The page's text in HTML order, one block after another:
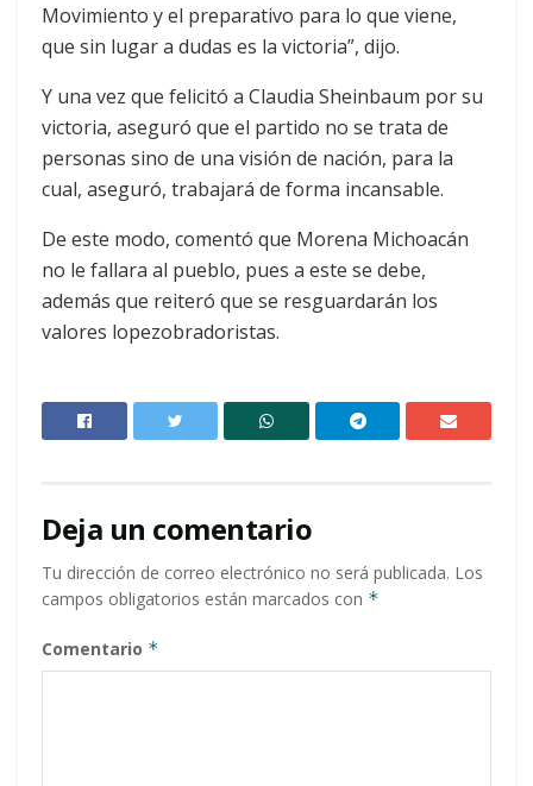
Movimiento y el preparativo para lo que viene,
que sin lugar a dudas es la victoria”, dijo.
Y una vez que felicitó a Claudia Sheinbaum por su
victoria, aseguró que el partido no se trata de
personas sino de una visión de nación, para la
cual, aseguró, trabajará de forma incansable.
De este modo, comentó que Morena Michoacán
no le fallara al pueblo, pues a este se debe,
además que reiteró que se resguardarán los
valores lopezobradoristas.
Deja un comentario
Tu dirección de correo electrónico no será publicada. Los
campos obligatorios están marcados con *
Comentario *